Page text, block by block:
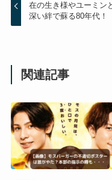
在の生き様やユーミン
深い絆で蘇る80年代！
関連記事